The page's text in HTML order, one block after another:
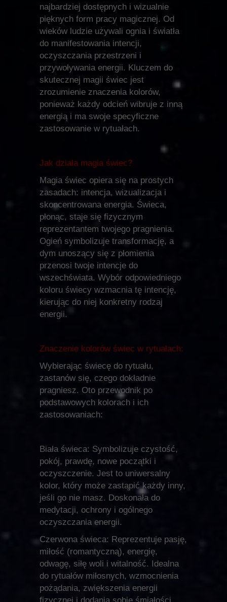
najbardziej dostępnych i wizualnie
pięknych form pracy magicznej. Od
wieków ludzie używali ognia i światła
do manifestowania intencji,
oczyszczania przestrzeni i
przywoływania energii. Kluczem do
skutecznej magii świec jest
zrozumienie znaczenia kolorów,
ponieważ każdy odcień wibruje z inną
energią i ma swoje specyficzne
zastosowanie w rytuałach.
Jak działa magia świec?
Magia świec opiera się na prostych
zasadach: intencja, wizualizacja i
skoncentrowana energia. Świeca,
płonąc, staje się fizycznym
reprezentantem twojego pragnienia.
Ogień symbolizuje transformację, a
dym unoszący się z płomienia
przenosi twoje intencje do
wszechświata. Wybór odpowiedniego
koloru świecy wzmacnia tę intencję,
kierując do niej konkretny rodzaj
energii.
Znaczenie kolorów świec w rytuałach:
Wybierając świecę do rytuału,
zastanów się, czego dokładnie
pragniesz. Oto przewodnik po
podstawowych kolorach i ich
zastosowaniach:
Biała świeca: Symbolizuje czystość,
pokój, prawdę, nowe początki i
oczyszczenie. Jest to uniwersalny
kolor, który może zastąpić każdy inny,
jeśli go nie masz. Doskonała do
medytacji, ochrony i ogólnego
oczyszczania energii.
Czerwona świeca: Reprezentuje pasję,
miłość (romantyczną), energię,
odwagę, siłę woli i witalność. Idealna
do rytuałów miłosnych, wzmocnienia
pożądania, zwiększenia energii